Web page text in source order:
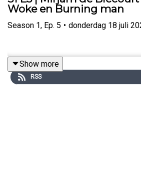
Woke en Burning man
Season 1, Ep. 5 • donderdag 18 juli
Show more
RSS